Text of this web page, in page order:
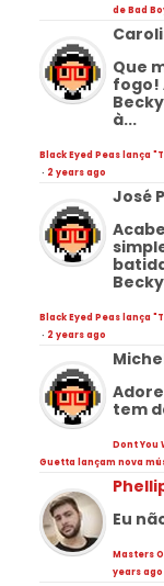
de Bad
Que
fogo!
à...
Black Eyed Peas lança
· 2 years ago
José
Black Eyed Peas lança
· 2 years ago
tem
Dont You
Guetta lançam nova
Eu
Masters
years ago